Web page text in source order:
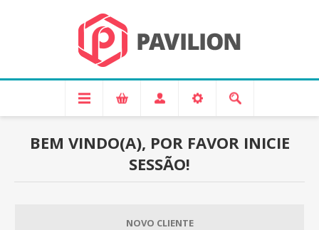
BEM VINDO(A), POR FAVOR INICIE
SESSÃO!
NOVO CLIENTE